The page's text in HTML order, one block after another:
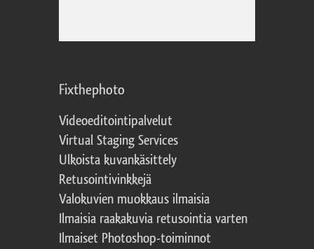
Fixthephoto
Videoeditointipalvelut
Virtual Staging Services
Ulkoista kuvankäsittely
Retusointivinkkejä
Valokuvien muokkaus ilmaisia
Ilmaisia raakakuvia retusointia varten
Ilmaiset Photoshop-toiminnot